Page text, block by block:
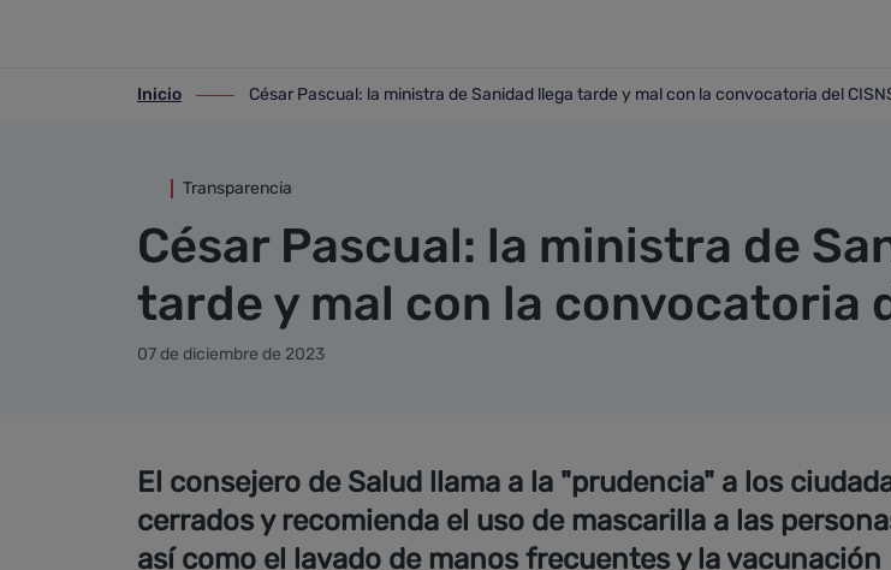
ir-a inicio
Inicio
ir-a César Pascual: la ministra de Sanidad llega tarde y mal con la convocatoria
César Pascual: la ministra de Sanidad llega tarde y mal con la convocatoria del
Transparencia
César Pascual: la ministra de
tarde y mal con la convocatoria
07 de diciembre de 2023
El consejero de Salud llama a la "prudencia" a los
cerrados y recomienda el uso de mascarilla a las
así como el lavado de manos frecuentes y la vacunación